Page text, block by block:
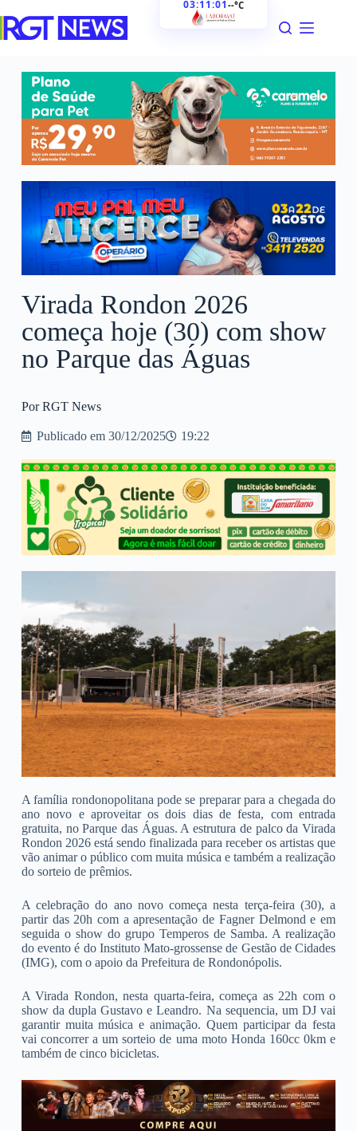
03:11:03 --°C
Virada Rondon 2026
começa hoje (30) com show
no Parque das Águas
Por RGT News
Publicado em 30/12/2025 19:22
A família rondonopolitana pode se preparar para a chegada do
ano novo e aproveitar os dois dias de festa, com entrada
gratuita, no Parque das Águas. A estrutura de palco da Virada
Rondon 2026 está sendo finalizada para receber os artistas que
vão animar o público com muita música e também a realização
do sorteio de prêmios.
A celebração do ano novo começa nesta terça-feira (30), a
partir das 20h com a apresentação de Fagner Delmond e em
seguida o show do grupo Temperos de Samba. A realização
do evento é do Instituto Mato-grossense de Gestão de Cidades
(IMG), com o apoio da Prefeitura de Rondonópolis.
A Virada Rondon, nesta quarta-feira, começa as 22h com o
show da dupla Gustavo e Leandro. Na sequencia, um DJ vai
garantir muita música e animação. Quem participar da festa
vai concorrer a um sorteio de uma moto Honda 160cc 0km e
também de cinco bicicletas.